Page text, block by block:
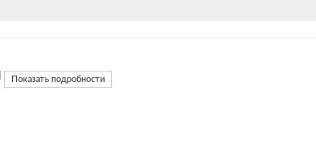
Показать подробности